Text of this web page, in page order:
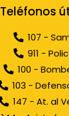
Teléfonos
107 -
911 -
100 -
103 -
147 - At. al